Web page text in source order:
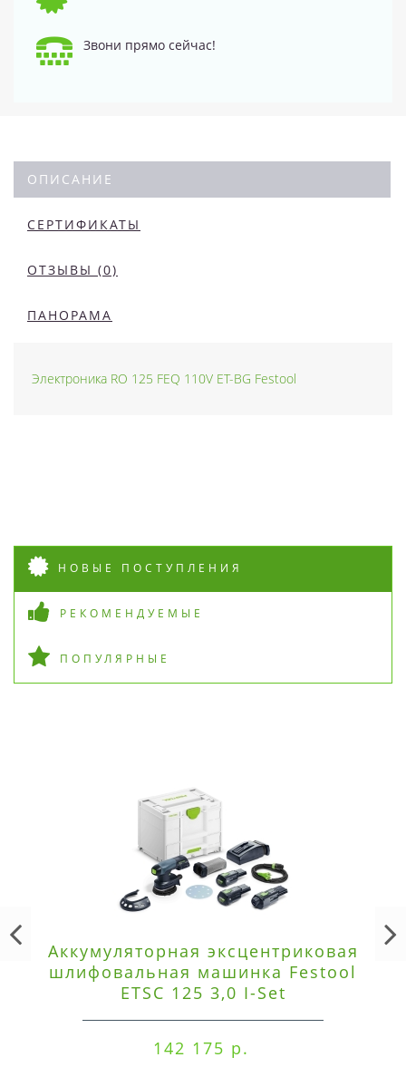
Звони прямо сейчас!
ОПИСАНИЕ
СЕРТИФИКАТЫ
ОТЗЫВЫ (0)
ПАНОРАМА
Электроника RO 125 FEQ 110V ET-BG Festool
НОВЫЕ ПОСТУПЛЕНИЯ
РЕКОМЕНДУЕМЫЕ
ПОПУЛЯРНЫЕ
Аккумуляторная эксцентриковая
шлифовальная машинка Festool
ETSC 125 3,0 I-Set
142 175 р.